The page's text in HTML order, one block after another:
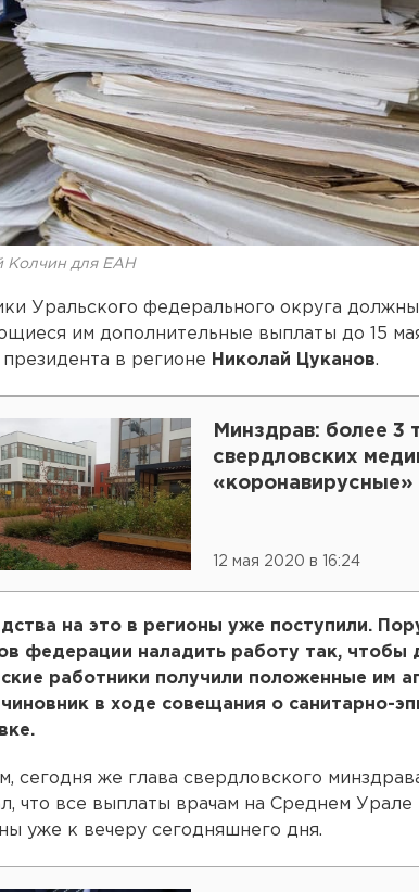
Колчин для ЕАН
Уральского федерального округа должны
им дополнительные выплаты до 15
в регионе
Николай Цуканов.
Минздрав: более 3
свердловских
«коронавирусные»
12 мая 2020 в 16:24
на это в регионы уже поступили.
федерации наладить работу так, чтобы
работники получили положенные им
чиновник в ходе совещания о санитарно-
сегодня же глава свердловского
что все выплаты врачам на Среднем Урале
уже к вечеру сегодняшнего дня.